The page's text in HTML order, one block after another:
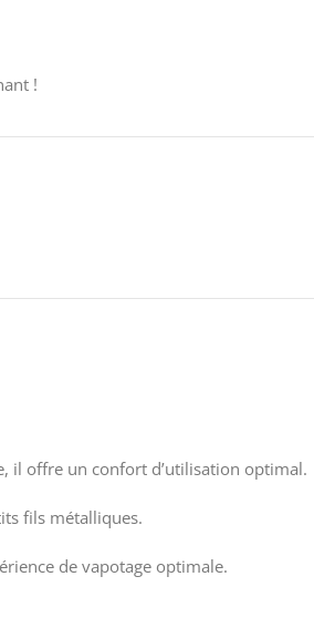
!
il offre un confort d’utilisation optimal.
fils métalliques.
de vapotage optimale.